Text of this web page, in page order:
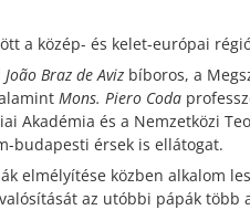
a közép- és kelet-európai
João Braz de Avizbíboros, a
Mons. Piero Coda
Akadémia és a Nemzetközi
budapesti érsek is ellátogat.
elmélyítése közben alkalom
az utóbbi pápák több